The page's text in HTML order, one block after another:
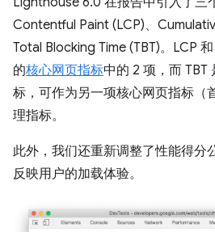
Contentful Paint (LCP)、
Total Blocking Time (TBT)。LCP
的核心网页指标中的 2 项，而 TBT
标，可作为另一项核心网页指标（
理指标。
此外，我们还重新调整了性能得分
反映用户的加载体验。